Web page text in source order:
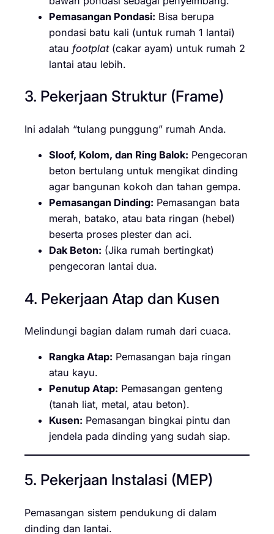
Pemasangan Pondasi: Bisa berupa
pondasi batu kali (untuk rumah 1 lantai)
atau footplat(cakar ayam) untuk rumah 2
lantai atau lebih.
3. Pekerjaan Struktur (Frame)
Ini adalah “tulang punggung” rumah Anda.
Sloof, Kolom, dan Ring Balok: Pengecoran
beton bertulang untuk mengikat dinding
agar bangunan kokoh dan tahan gempa.
Pemasangan Dinding: Pemasangan bata
merah, batako, atau bata ringan (hebel)
beserta proses plester dan aci.
Dak Beton: (Jika rumah bertingkat)
pengecoran lantai dua.
4. Pekerjaan Atap dan Kusen
Melindungi bagian dalam rumah dari cuaca.
Rangka Atap: Pemasangan baja ringan
atau kayu.
Penutup Atap: Pemasangan genteng
(tanah liat, metal, atau beton).
Kusen: Pemasangan bingkai pintu dan
jendela pada dinding yang sudah siap.
5. Pekerjaan Instalasi (MEP)
Pemasangan sistem pendukung di dalam
dinding dan lantai.